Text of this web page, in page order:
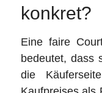
konkret?
Eine faire
bedeutet, dass
die